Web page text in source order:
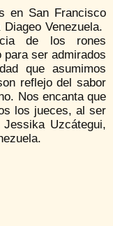
en San Francisco
Venezuela.
de los rones
ser admirados
que asumimos
reflejo del sabor
Nos encanta que
los jueces, al ser
Uzcátegui,